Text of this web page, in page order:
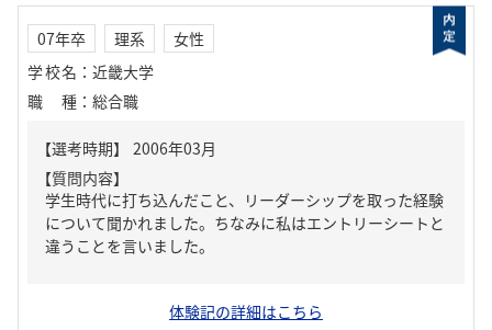
07年卒 理系
女性
学校名 ： 近畿大学
職種 ： 総合職
【質問内容】
学生時代に打ち込んだこと、リーダーシップを取った経験
について聞かれました。ちなみに私はエントリーシートと
違うことを言いました。
体験記の詳細はこちら